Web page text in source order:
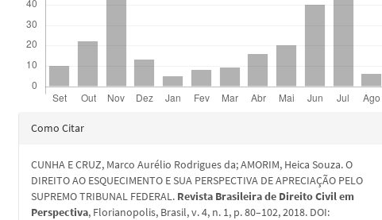
Detalhes
artigo
Como Citar
CUNHA E CRUZ, Marco Aurélio Rodrigues da; AMORIM, Heica Souza. O
DIREITO AO ESQUECIMENTO E SUA PERSPECTIVA DE APRECIAÇÃO PELO
SUPREMO TRIBUNAL FEDERAL. Revista Brasileira de Direito Civil em
Perspectiva, Florianopolis, Brasil, v. 4, n. 1, p. 80–102, 2018. DOI: